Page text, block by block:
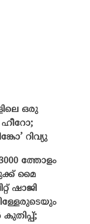
ഒരു
റിവ്യു
ത്തോളം
മൈ
ഷാജി
കുതിപ്പ്;